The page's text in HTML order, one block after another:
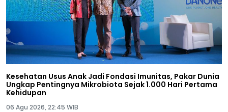
Kesehatan Usus Anak Jadi Fondasi Imunitas, Pakar Dunia
Ungkap Pentingnya Mikrobiota Sejak 1.000 Hari Pertama
Kehidupan
06 Agu 2026, 22:45 WIB